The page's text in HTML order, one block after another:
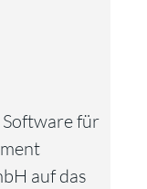
für
auf das